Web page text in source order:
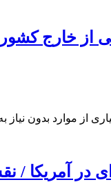
از خارج
از موارد بدون
در آمریکا /